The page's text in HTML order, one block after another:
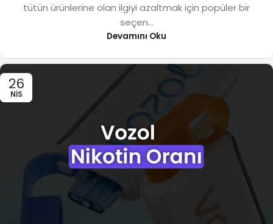
tütün ürünlerine olan ilgiyi azaltmak için popüler bir
seçen...
Devamını Oku
26
NIS